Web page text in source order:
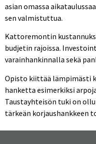
asian omassa
sen valmistuttua.
Kattoremontin
budjetin rajoissa.
varainhankinnalla sekä
Opisto kiittää lämpimästi
hanketta esimerkiksi
Taustayhteisön tuki on
tärkeän korjaushankkeen